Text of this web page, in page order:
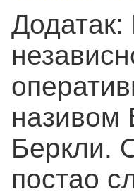
Додатак:
називом
Беркли.
постао